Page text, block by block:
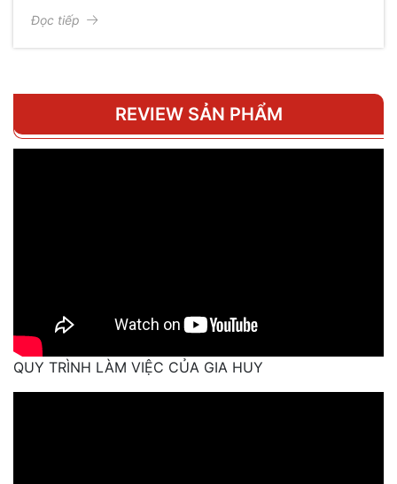
Đọc tiếp
REVIEW SẢN PHẨM
QUY TRÌNH LÀM VIỆC CỦA GIA HUY